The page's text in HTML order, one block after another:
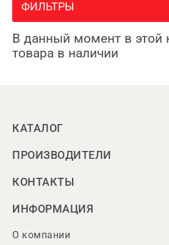
ФИЛЬТРЫ
В данный момент в этой
товара в наличии
КАТАЛОГ
ПРОИЗВОДИТЕЛИ
КОНТАКТЫ
ИНФОРМАЦИЯ
О компании